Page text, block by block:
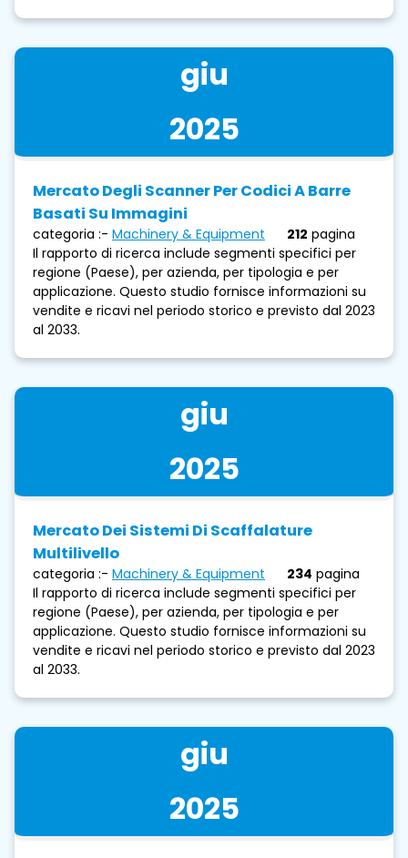
giu
2025
Mercato Degli Scanner Per Codici A Barre
Basati Su Immagini
categoria :- Machinery & Equipment 212 pagina
Il rapporto di ricerca include segmenti specifici per
regione (Paese), per azienda, per tipologia e per
applicazione. Questo studio fornisce informazioni su
vendite e ricavi nel periodo storico e previsto dal 2023
al 2033.
giu
2025
Mercato Dei Sistemi Di Scaffalature
Multilivello
categoria :- Machinery & Equipment 234 pagina
Il rapporto di ricerca include segmenti specifici per
regione (Paese), per azienda, per tipologia e per
applicazione. Questo studio fornisce informazioni su
vendite e ricavi nel periodo storico e previsto dal 2023
al 2033.
giu
2025